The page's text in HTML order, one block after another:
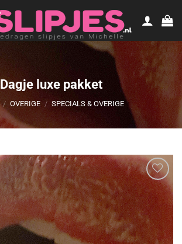
Dagje luxe pakket
/ OVERIGE / SPECIALS & OVERIGE
Aan
verlanglijst
toevoegen